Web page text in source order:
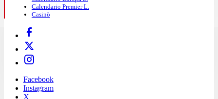
Calendario Premier L.
Casinò
Facebook
Instagram
X